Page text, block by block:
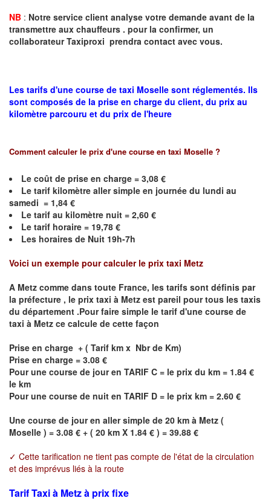
NB : Notre service client analyse votre demande avant de la
transmettre aux chauffeurs . pour la confirmer, un
collaborateur Taxiproxi prendra contact avec vous.
Les tarifs d'une course de taxi Moselle sont réglementés. Ils
sont composés de la prise en charge du client, du prix au
kilomètre parcouru et du prix de l'heure
Comment calculer le prix d'une course en taxi Moselle ?
Le coût de prise en charge = 3,08 €
Le tarif kilomètre aller simple en journée du lundi au
samedi = 1,84 €
Le tarif au kilomètre nuit = 2,60 €
Le tarif horaire = 19,78 €
Les horaires de Nuit 19h-7h
Voici un exemple pour calculer le prix taxi Metz
A Metz comme dans toute France, les tarifs sont définis par
la préfecture , le prix taxi à Metz est pareil pour tous les taxis
du département .Pour faire simple le tarif d'une course de
taxi à Metz ce calcule de cette façon
Prise en charge + ( Tarif km x Nbr de Km)
Prise en charge = 3.08 €
Pour une course de jour en TARIF C = le prix du km = 1.84 €
le km
Pour une course de nuit en TARIF D = le prix km = 2.60 €
Une course de jour en aller simple de 20 km à Metz (
Moselle ) = 3.08 € + ( 20 km X 1.84 € ) = 39.88 €
✓ Cette tarification ne tient pas compte de l'état de la circulation
et des imprévus liés à la route
Tarif Taxi à Metz à prix fixe